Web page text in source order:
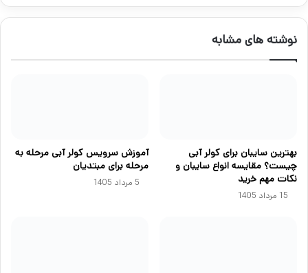
نوشته های مشابه
بهترین سایبان برای کولر آبی
چیست؟ مقایسه انواع سایبان و
نکات مهم خرید
15 مرداد 1405
آموزش سرویس کولر آبی مرحله به
مرحله برای مبتدیان
5 مرداد 1405